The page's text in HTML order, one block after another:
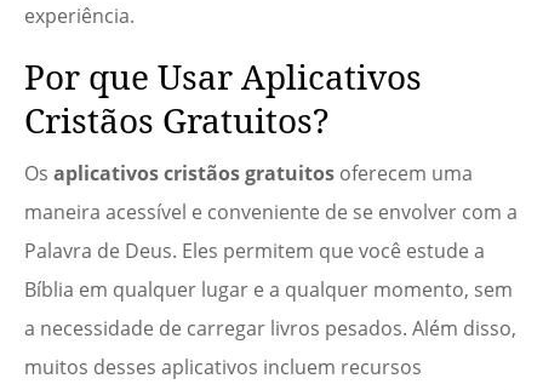
experiência.
Por que Usar Aplicativos
Cristãos Gratuitos?
Os aplicativos cristãos gratuitos oferecem uma
maneira acessível e conveniente de se envolver com a
Palavra de Deus. Eles permitem que você estude a
Bíblia em qualquer lugar e a qualquer momento, sem
a necessidade de carregar livros pesados. Além disso,
muitos desses aplicativos incluem recursos